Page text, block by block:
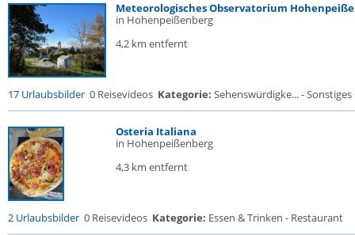
Meteorologisches Observatorium
in Hohenpeißenberg
4,2 km entfernt
17 Urlaubsbilder 0 Reisevideos Kategorie: Sehenswürdigke... -
Osteria Italiana
in Hohenpeißenberg
4,3 km entfernt
2 Urlaubsbilder 0 Reisevideos Kategorie: Essen & Trinken - Restaurant